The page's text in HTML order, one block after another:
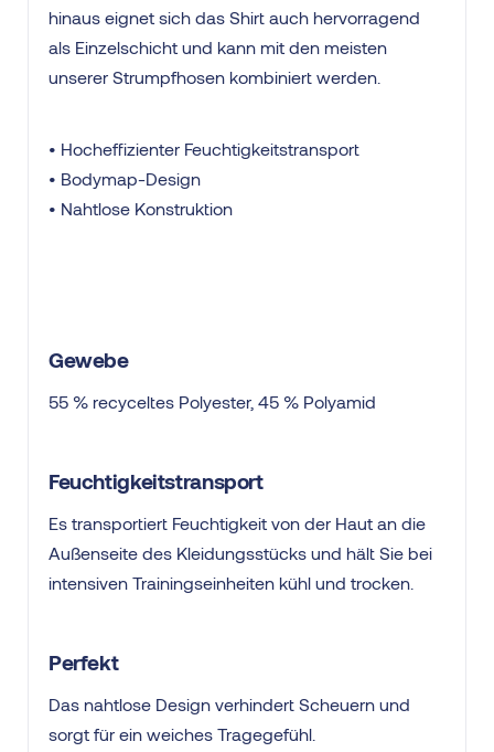
hinaus eignet sich das Shirt auch hervorragend
als Einzelschicht und kann mit den meisten
unserer Strumpfhosen kombiniert werden.
• Hocheffizienter Feuchtigkeitstransport
• Bodymap-Design
• Nahtlose Konstruktion
Gewebe
55 % recyceltes Polyester, 45 % Polyamid
Feuchtigkeitstransport
Es transportiert Feuchtigkeit von der Haut an die
Außenseite des Kleidungsstücks und hält Sie bei
intensiven Trainingseinheiten kühl und trocken.
Perfekt
Das nahtlose Design verhindert Scheuern und
sorgt für ein weiches Tragegefühl.